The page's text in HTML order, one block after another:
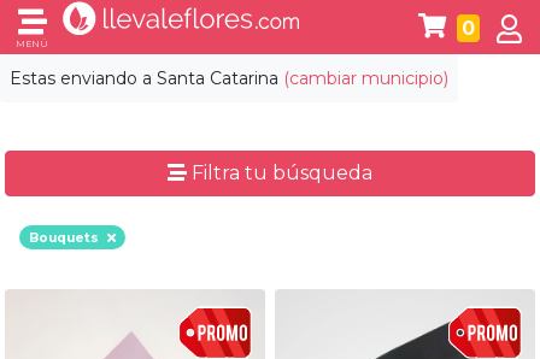
Estas enviando a Santa Catarina (cambiar municipio)
MENÚ
0
Filtra tu búsqueda
Bouquets